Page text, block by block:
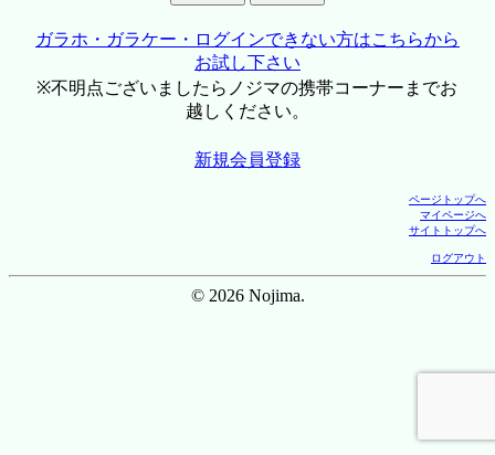
ガラホ・ガラケー・ログインできない方はこちらから
お試し下さい
※不明点ございましたらノジマの携帯コーナーまでお
越しください。
新規会員登録
ページトップへ
マイページへ
サイトトップへ
ログアウト
© 2026 Nojima.